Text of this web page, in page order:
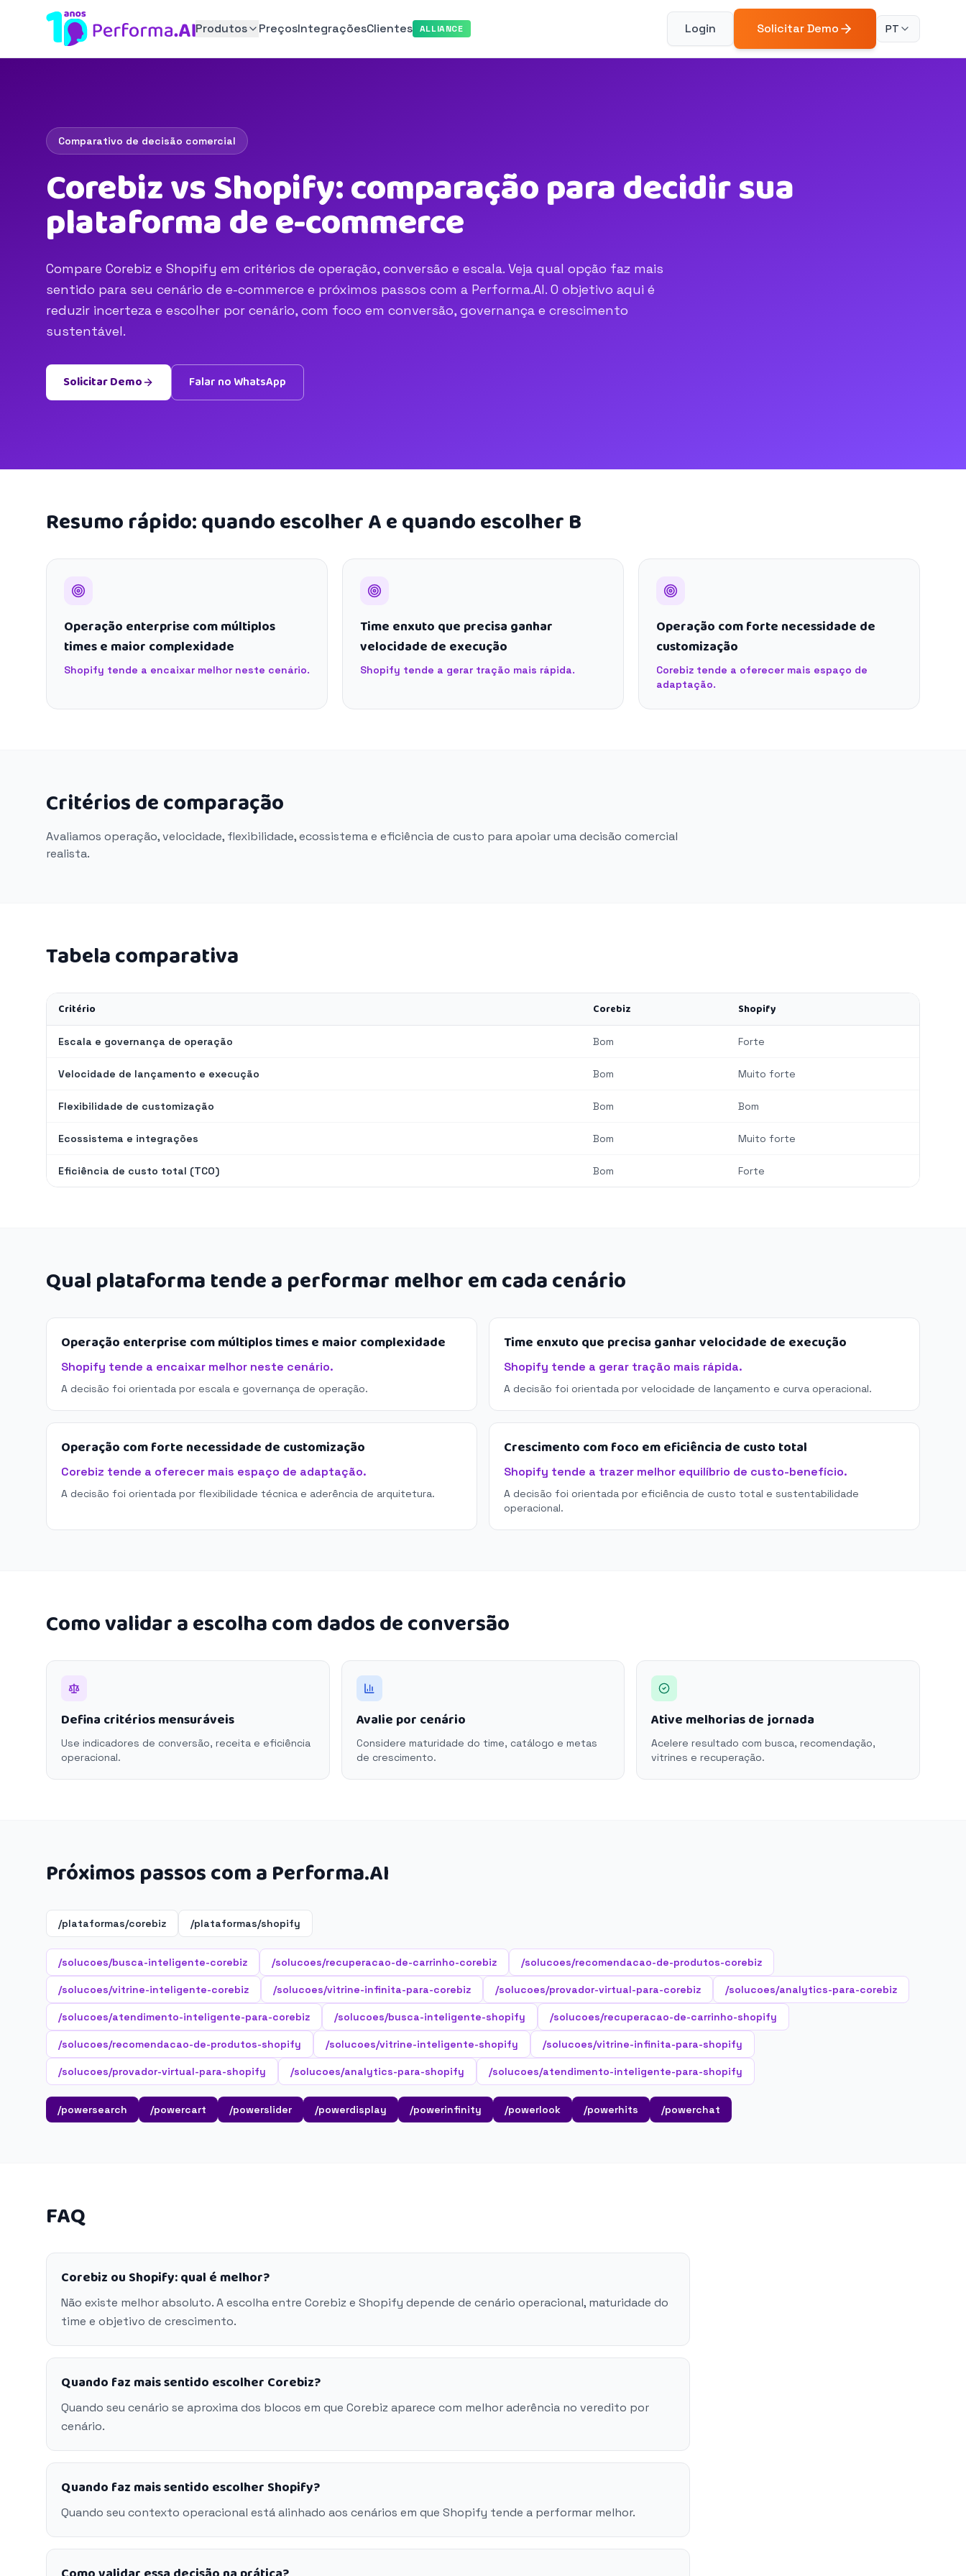
Produtos PreçosIntegraçõesClientes ALLIANCE Login Solicitar Demo PT
Comparativo de decisão comercial
Corebiz vs Shopify: comparação para decidir sua
plataforma de e-commerce
Compare Corebiz e Shopify em critérios de operação, conversão e escala. Veja qual opção faz mais
sentido para seu cenário de e-commerce e próximos passos com a Performa.AI. O objetivo aqui é
reduzir incerteza e escolher por cenário, com foco em conversão, governança e crescimento
sustentável.
Solicitar Demo Falar no WhatsApp
Resumo rápido: quando escolher A e quando escolher B
Operação enterprise com múltiplos
times e maior complexidade
Shopify tende a encaixar melhor neste cenário.
Time enxuto que precisa ganhar
velocidade de execução
Shopify tende a gerar tração mais rápida.
Operação com forte necessidade de
customização
Corebiz tende a oferecer mais espaço de
adaptação.
Critérios de comparação
Avaliamos operação, velocidade, flexibilidade, ecossistema e eficiência de custo para apoiar uma decisão comercial
realista.
Tabela comparativa
Critério Corebiz Shopify
Escala e governança de operação Bom Forte
Velocidade de lançamento e execução Bom Muito forte
Flexibilidade de customização Bom Bom
Ecossistema e integrações Bom Muito forte
Eficiência de custo total (TCO) Bom Forte
Qual plataforma tende a performar melhor em cada cenário
Operação enterprise com múltiplos times e maior complexidade
Shopify tende a encaixar melhor neste cenário.
A decisão foi orientada por escala e governança de operação.
Time enxuto que precisa ganhar velocidade de execução
Shopify tende a gerar tração mais rápida.
A decisão foi orientada por velocidade de lançamento e curva operacional.
Operação com forte necessidade de customização
Corebiz tende a oferecer mais espaço de adaptação.
A decisão foi orientada por flexibilidade técnica e aderência de arquitetura.
Crescimento com foco em eficiência de custo total
Shopify tende a trazer melhor equilíbrio de custo-benefício.
A decisão foi orientada por eficiência de custo total e sustentabilidade
operacional.
Como validar a escolha com dados de conversão
Defina critérios mensuráveis
Use indicadores de conversão, receita e eficiência
operacional.
Avalie por cenário
Considere maturidade do time, catálogo e metas
de crescimento.
Ative melhorias de jornada
Acelere resultado com busca, recomendação,
vitrines e recuperação.
Próximos passos com a Performa.AI
/plataformas/corebiz /plataformas/shopify
/solucoes/busca-inteligente-corebiz /solucoes/recuperacao-de-carrinho-corebiz /solucoes/recomendacao-de-produtos-corebiz
/solucoes/vitrine-inteligente-corebiz /solucoes/vitrine-infinita-para-corebiz /solucoes/provador-virtual-para-corebiz /solucoes/analytics-para-corebiz
/solucoes/atendimento-inteligente-para-corebiz /solucoes/busca-inteligente-shopify /solucoes/recuperacao-de-carrinho-shopify
/solucoes/recomendacao-de-produtos-shopify /solucoes/vitrine-inteligente-shopify /solucoes/vitrine-infinita-para-shopify
/solucoes/provador-virtual-para-shopify /solucoes/analytics-para-shopify /solucoes/atendimento-inteligente-para-shopify
/powersearch /powercart /powerslider /powerdisplay /powerinfinity /powerlook /powerhits /powerchat
FAQ
Corebiz ou Shopify: qual é melhor?
Não existe melhor absoluto. A escolha entre Corebiz e Shopify depende de cenário operacional, maturidade do
time e objetivo de crescimento.
Quando faz mais sentido escolher Corebiz?
Quando seu cenário se aproxima dos blocos em que Corebiz aparece com melhor aderência no veredito por
cenário.
Quando faz mais sentido escolher Shopify?
Quando seu contexto operacional está alinhado aos cenários em que Shopify tende a performar melhor.